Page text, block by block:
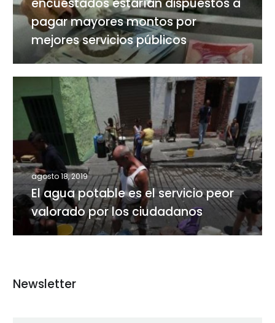
de
potabilización
los
encuestados
estarían
dispuestos
a
pagar
mayores
montos
por
mejores
servicios
públicos
pagar mayores montos por
mejores servicios públicos
agua
potable
el
servicio
peor
valorado
por
los
ciudadanos
agosto 18, 2019
El agua potable es el servicio peor
valorado por los ciudadanos
Newsletter